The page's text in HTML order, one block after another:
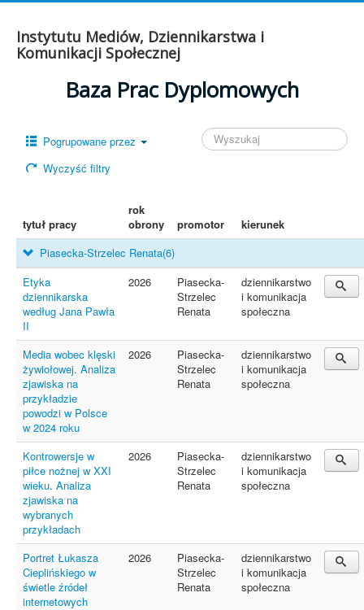
Instytutu Mediów, Dziennikarstwa i
Komunikacji Społecznej
Baza Prac Dyplomowych
Pogrupowane przez
Wyczyść filtry
tytuł pracy
rok
obrony
promotor kierunek
Piasecka-Strzelec Renata(6)
Etyka
dziennikarska
według Jana Pawła
II
2026
Piasecka-
Strzelec
Renata
dziennikarstwo
i komunikacja
społeczna
Media wobec klęski
żywiołowej. Analiza
zjawiska na
przykładzie
powodzi w Polsce
w 2024 roku
2026
Piasecka-
Strzelec
Renata
dziennikarstwo
i komunikacja
społeczna
Kontrowersje w
piłce nożnej w XXI
wieku. Analiza
zjawiska na
wybranych
przykładach
2026
Piasecka-
Strzelec
Renata
dziennikarstwo
i komunikacja
społeczna
Portret Łukasza
Cieplińskiego w
świetle źródeł
internetowych
2026
Piasecka-
Strzelec
Renata
dziennikarstwo
i komunikacja
społeczna